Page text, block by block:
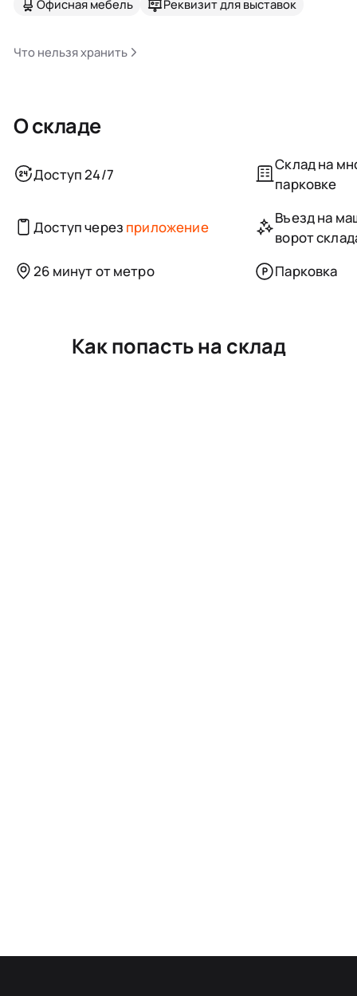
Офисная мебель
Реквизит для выставок
Что нельзя хранить
О складе
Доступ 24/7
Склад на
парковке
Доступ через приложение
Въезд на
ворот
26 минут от метро
Парковка
Как попасть на склад